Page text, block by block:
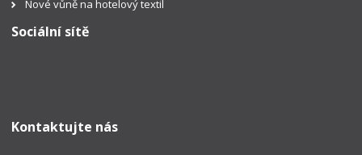
Nové vůně na hotelový textil
Sociální sítě
Kontaktujte nás